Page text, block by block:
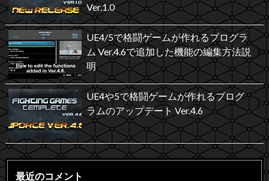
Ver.1.0
UE4/5で格闘ゲームが作れるプログラ
ム Ver.4.6で追加した機能の編集方法説
明
UE4や5で格闘ゲームが作れるプログ
ラムのアップデート Ver.4.6
最近のコメント